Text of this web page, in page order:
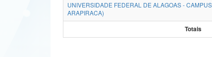
UNIVERSIDADE FEDERAL DE ALAGOAS -
ARAPIRACA)
Totais